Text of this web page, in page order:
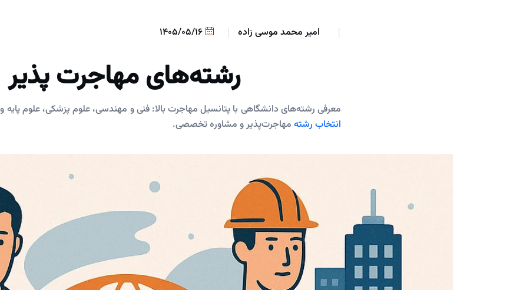
امیر محمد موسی زاده
رشته‌های مهاجرت پذیر
معرفی رشته‌های دانشگاهی با پتانسیل مهاجرت بالا: فنی و مهندسی، علوم پزشکی، علوم
انتخاب رشته مهاجرت‌پذیر و مشاوره تخصصی.